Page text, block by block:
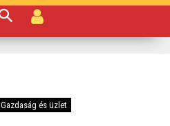
Gazdaság és üzlet